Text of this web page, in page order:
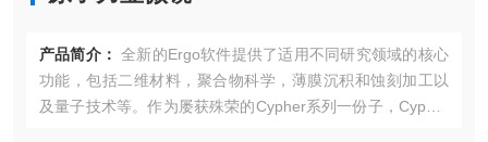
产品简介： 全新的Ergo软件提供了适用不同研究领域的核心
功能，包括二维材料，聚合物科学，薄膜沉积和蚀刻加工以
及量子技术等。作为屡获殊荣的Cypher系列一份子，Cypher